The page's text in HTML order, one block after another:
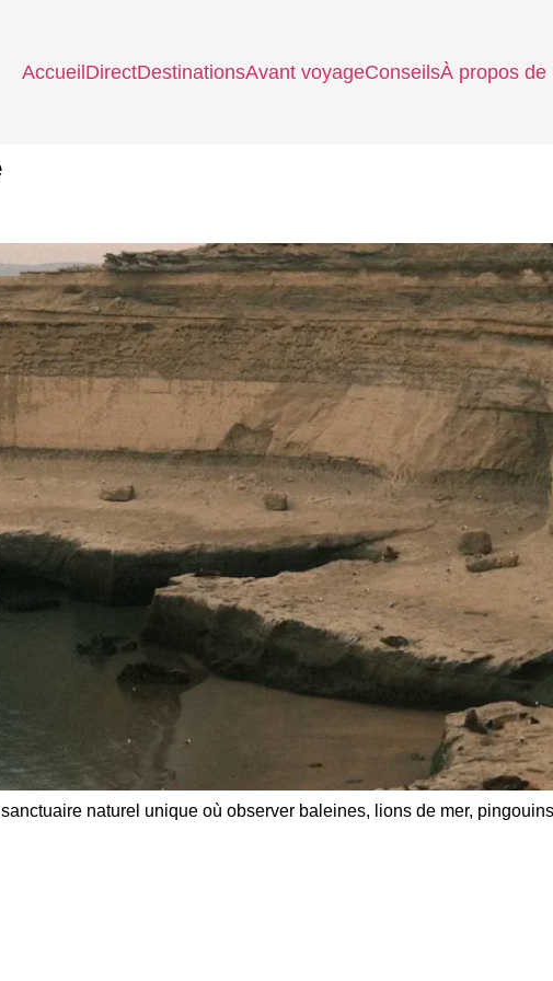
Accueil DirectDestinationsAvant voyageConseilsÀ propos de
naturel unique où observer baleines, lions de mer,